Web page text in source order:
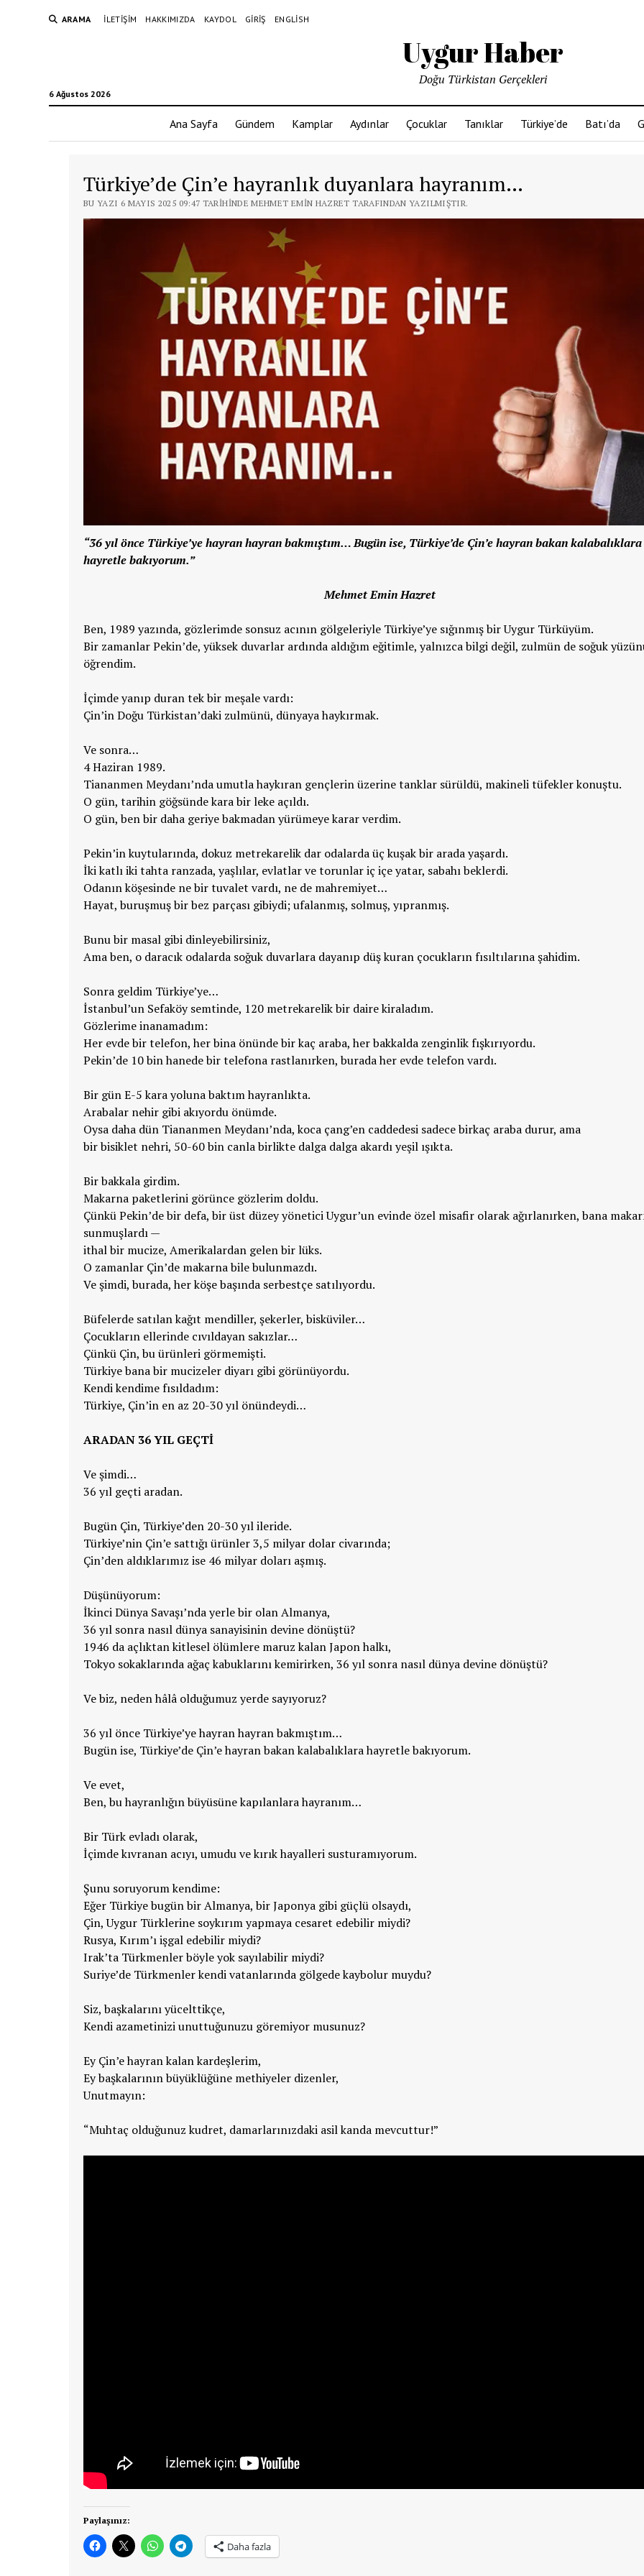
ARAMA İLETIŞIM HAKKIMIZDA KAYDOL GIRIŞ ENGLISH
Uygur Haber
6 Ağustos 2026
Doğu Türkistan Gerçekleri
Ana Sayfa Gündem Kamplar Aydınlar Çocuklar Tanıklar Türkiye’de Batı’da
Türkiye’de Çin’e hayranlık duyanlara hayranım…
BU YAZI 6 MAYIS 2025 09:47 TARIHINDE MEHMET EMIN HAZRET TARAFINDAN YAZILMIŞTIR.
“36 yıl önce Türkiye’ye hayran hayran bakmıştım… Bugün ise, Türkiye’de Çin’e hayran bakan kalabalıklara
hayretle bakıyorum.”
Mehmet Emin Hazret
Ben, 1989 yazında, gözlerimde sonsuz acının gölgeleriyle Türkiye’ye sığınmış bir Uygur Türküyüm.
Bir zamanlar Pekin’de, yüksek duvarlar ardında aldığım eğitimle, yalnızca bilgi değil, zulmün de soğuk
öğrendim.
İçimde yanıp duran tek bir meşale vardı:
Çin’in Doğu Türkistan’daki zulmünü, dünyaya haykırmak.
Ve sonra…
4 Haziran 1989.
Tiananmen Meydanı’nda umutla haykıran gençlerin üzerine tanklar sürüldü, makineli tüfekler konuştu.
O gün, tarihin göğsünde kara bir leke açıldı.
O gün, ben bir daha geriye bakmadan yürümeye karar verdim.
Pekin’in kuytularında, dokuz metrekarelik dar odalarda üç kuşak bir arada yaşardı.
İki katlı iki tahta ranzada, yaşlılar, evlatlar ve torunlar iç içe yatar, sabahı beklerdi.
Odanın köşesinde ne bir tuvalet vardı, ne de mahremiyet…
Hayat, buruşmuş bir bez parçası gibiydi; ufalanmış, solmuş, yıpranmış.
Bunu bir masal gibi dinleyebilirsiniz,
Ama ben, o daracık odalarda soğuk duvarlara dayanıp düş kuran çocukların fısıltılarına şahidim.
Sonra geldim Türkiye’ye…
İstanbul’un Sefaköy semtinde, 120 metrekarelik bir daire kiraladım.
Gözlerime inanamadım:
Her evde bir telefon, her bina önünde bir kaç araba, her bakkalda zenginlik fışkırıyordu.
Pekin’de 10 bin hanede bir telefona rastlanırken, burada her evde telefon vardı.
Bir gün E-5 kara yoluna baktım hayranlıkta.
Arabalar nehir gibi akıyordu önümde.
Oysa daha dün Tiananmen Meydanı’nda, koca çang’en caddedesi sadece birkaç araba durur, ama
bir bisiklet nehri, 50-60 bin canla birlikte dalga dalga akardı yeşil ışıkta.
Bir bakkala girdim.
Makarna paketlerini görünce gözlerim doldu.
Çünkü Pekin’de bir defa, bir üst düzey yönetici Uygur’un evinde özel misafir olarak ağırlanırken, bana
sunmuşlardı —
ithal bir mucize, Amerikalardan gelen bir lüks.
O zamanlar Çin’de makarna bile bulunmazdı.
Ve şimdi, burada, her köşe başında serbestçe satılıyordu.
Büfelerde satılan kağıt mendiller, şekerler, bisküviler…
Çocukların ellerinde cıvıldayan sakızlar…
Çünkü Çin, bu ürünleri görmemişti.
Türkiye bana bir mucizeler diyarı gibi görünüyordu.
Kendi kendime fısıldadım:
Türkiye, Çin’in en az 20-30 yıl önündeydi…
ARADAN 36 YIL GEÇTİ
Ve şimdi…
36 yıl geçti aradan.
Bugün Çin, Türkiye’den 20-30 yıl ileride.
Türkiye’nin Çin’e sattığı ürünler 3,5 milyar dolar civarında;
Çin’den aldıklarımız ise 46 milyar doları aşmış.
Düşünüyorum:
İkinci Dünya Savaşı’nda yerle bir olan Almanya,
36 yıl sonra nasıl dünya sanayisinin devine dönüştü?
1946 da açlıktan kitlesel ölümlere maruz kalan Japon halkı,
Tokyo sokaklarında ağaç kabuklarını kemirirken, 36 yıl sonra nasıl dünya devine dönüştü?
Ve biz, neden hâlâ olduğumuz yerde sayıyoruz?
36 yıl önce Türkiye’ye hayran hayran bakmıştım…
Bugün ise, Türkiye’de Çin’e hayran bakan kalabalıklara hayretle bakıyorum.
Ve evet,
Ben, bu hayranlığın büyüsüne kapılanlara hayranım…
Bir Türk evladı olarak,
İçimde kıvranan acıyı, umudu ve kırık hayalleri susturamıyorum.
Şunu soruyorum kendime:
Eğer Türkiye bugün bir Almanya, bir Japonya gibi güçlü olsaydı,
Çin, Uygur Türklerine soykırım yapmaya cesaret edebilir miydi?
Rusya, Kırım’ı işgal edebilir miydi?
Irak’ta Türkmenler böyle yok sayılabilir miydi?
Suriye’de Türkmenler kendi vatanlarında gölgede kaybolur muydu?
Siz, başkalarını yücelttikçe,
Kendi azametinizi unuttuğunuzu göremiyor musunuz?
Ey Çin’e hayran kalan kardeşlerim,
Ey başkalarının büyüklüğüne methiyeler dizenler,
Unutmayın:
“Muhtaç olduğunuz kudret, damarlarınızdaki asil kanda mevcuttur!”
Paylaşınız:
Daha fazla